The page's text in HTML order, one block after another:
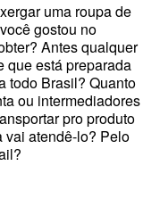
uma roupa de
gostou no
Antes qualquer
que está preparada
todo Brasil? Quanto
ou intermediadores
pro produto
vai atendê-lo? Pelo